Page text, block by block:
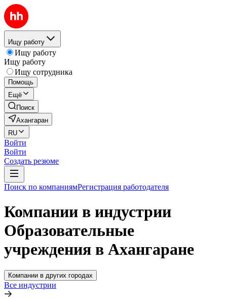
Ищу работу
Ищу работу
Ищу работу
Ищу сотрудника
Помощь
Ещё
Поиск
Ахангаран
RU
Войти
Войти
Создать резюме
Поиск по компаниямРегистрация работодателя
Компании в индустрии
Образовательные
учреждения в Ахангаране
Компании в других городах
Все индустрии